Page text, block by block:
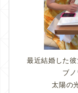
最近結婚した
ブ
太陽の